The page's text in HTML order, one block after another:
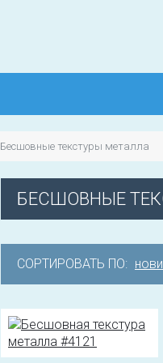
Бесшовные текстуры металла
БЕСШОВНЫЕ
СОРТИРОВАТЬ ПО: